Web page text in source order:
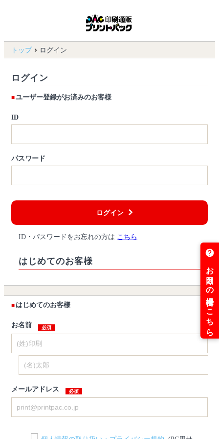
トップ ログイン
ログイン
ユーザー登録がお済みのお客様
ID
パスワード
ログイン
ID・パスワードをお忘れの方は こちら
はじめてのお客様
はじめてのお客様
お名前
メールアドレス